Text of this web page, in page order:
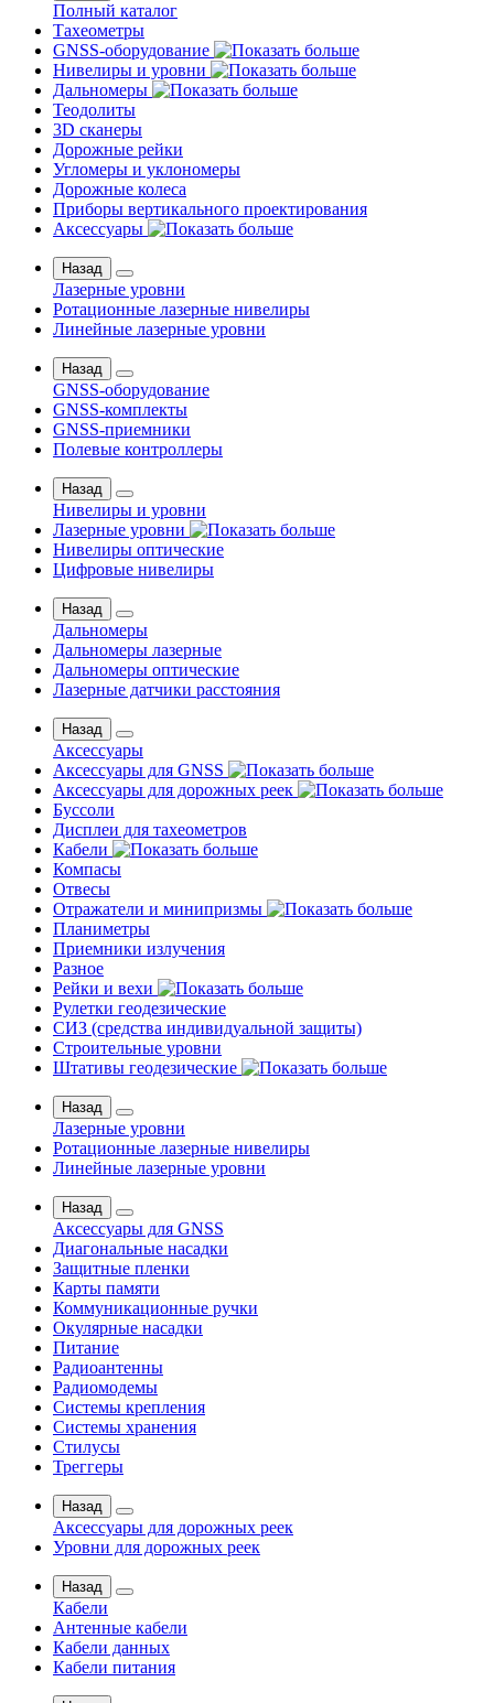
Полный каталог
Тахеометры
GNSS-оборудование
Нивелиры и уровни
Дальномеры
Теодолиты
3D сканеры
Дорожные рейки
Угломеры и уклономеры
Дорожные колеса
Приборы вертикального проектирования
Аксессуары
Назад
Лазерные уровни
Ротационные лазерные нивелиры
Линейные лазерные уровни
Назад
GNSS-оборудование
GNSS-комплекты
GNSS-приемники
Полевые контроллеры
Назад
Нивелиры и уровни
Лазерные уровни
Нивелиры оптические
Цифровые нивелиры
Назад
Дальномеры
Дальномеры лазерные
Дальномеры оптические
Лазерные датчики расстояния
Назад
Аксессуары
Аксессуары для GNSS
Аксессуары для дорожных реек
Буссоли
Дисплеи для тахеометров
Кабели
Компасы
Отвесы
Отражатели и минипризмы
Планиметры
Приемники излучения
Разное
Рейки и вехи
Рулетки геодезические
СИЗ (средства индивидуальной защиты)
Строительные уровни
Штативы геодезические
Назад
Лазерные уровни
Ротационные лазерные нивелиры
Линейные лазерные уровни
Назад
Аксессуары для GNSS
Диагональные насадки
Защитные пленки
Карты памяти
Коммуникационные ручки
Окулярные насадки
Питание
Радиоантенны
Радиомодемы
Системы крепления
Системы хранения
Стилусы
Треггеры
Назад
Аксессуары для дорожных реек
Уровни для дорожных реек
Назад
Кабели
Антенные кабели
Кабели данных
Кабели питания